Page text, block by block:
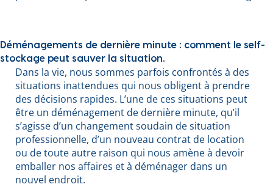
Déménagements de dernière minute : comment le self-
stockage peut sauver la situation.
Dans la vie, nous sommes parfois confrontés à des
situations inattendues qui nous obligent à prendre
des décisions rapides. L’une de ces situations peut
être un déménagement de dernière minute, qu’il
s’agisse d’un changement soudain de situation
professionnelle, d’un nouveau contrat de location
ou de toute autre raison qui nous amène à devoir
emballer nos affaires et à déménager dans un
nouvel endroit.